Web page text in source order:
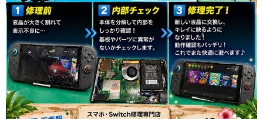
ありがとうございました！
2026/05/02
柏市よりお越しのお客様のiPhoneSE3のバッテリー交換をさせて頂きまし
た！ありがとうございました！
2026/05/02
松戸市よりお越しのお客様のiPhone14Proの液晶交換をさせて頂きました！
ありがとうございました！
2026/05/01
松戸市よりお越しのお客様のiPhoneSE3のナノナインガラスコーティング
をさせて頂きました！ありがとうございました！
2026/05/01
柏市よりお越しのお客様のiPhone13Proのバッテリー交換をさせて頂きまし